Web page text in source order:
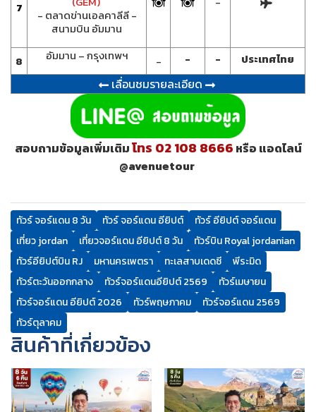
7
- ตลาดข่านเอลคาลีลี -
สนามบิน อัมมาน
8 อัมมาน – กรุงเทพฯ - - - ประเทศไทย
เลื่อนชมรายละเอียด
สอบถามข้อมูลเพิ่มเติมโทร 02 108 8666 หรือ แอดไลน์
@avenuetour
ทัวร์ จอร์แดน 8 วัน ทัวร์ จอร์แดน อียิปต์
ทัวร์ อียิปต์ จอร์แดน
เที่ยว jordan
เที่ยวจอร์แดน อียิปต์ 8 วัน
ทัวร์บิน Royal jordanian
ทัวร์อียิปต์บิน RJ
มหานครเพตรา ทะเลสาบเดดซี
พีระมิด
ทัวร์ตะวันออกกลาง
ทัวร์จอร์แดนอียิปต์ 2569
ทัวร์เมษายน
ทัวร์จอร์แดน อียิปต์ 2026
ทัวร์พฤษภาคม
ทัวร์จอร์แดน 2569
ทัวร์ตุลาคม
สินค้าที่เกี่ยวข้อง